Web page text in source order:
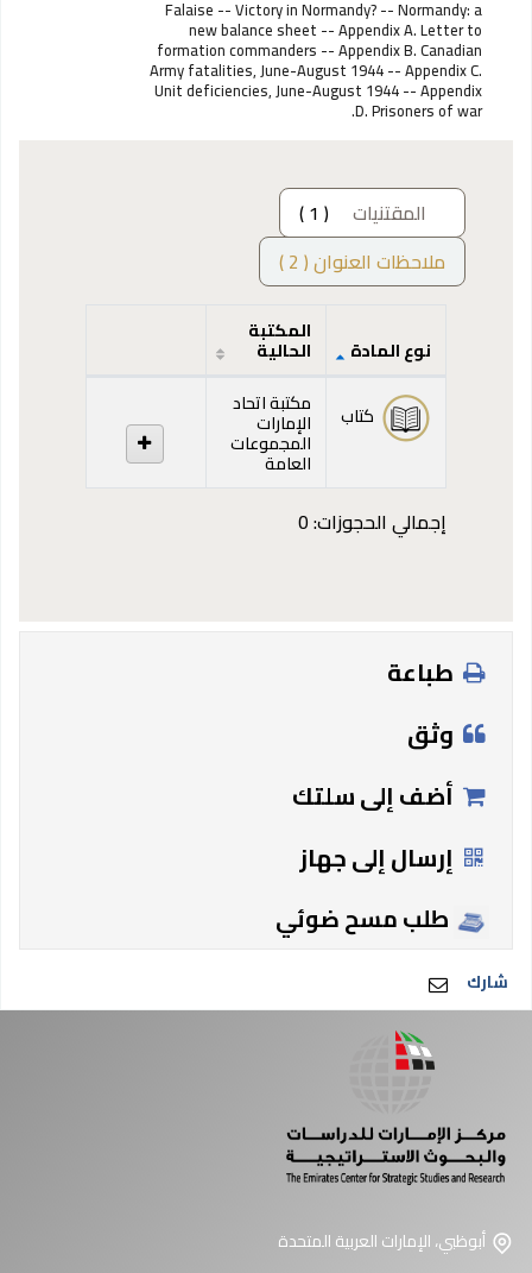
Falaise -- Victory in Normandy? -- Normandy: a
new balance sheet -- Appendix A. Letter to
formation commanders -- Appendix B. Canadian
Army fatalities, June-August 1944 -- Appendix C.
Unit deficiencies, June-August 1944 -- Appendix
D. Prisoners of war.
المقتنيات
( 1 )
ملاحظات العنوان ( 2 )
المقتنيات
نوع المادة
المكتبة
الحالية
كتاب مكتبة اتحاد
الإمارات
المجموعات
العامة
إجمالي الحجوزات: 0
طباعة
وثق
أضف إلى سلتك
إرسال إلى جهاز
طلب مسح ضوئي
شارك
أبوظبي، الإمارات العربية المتحدة